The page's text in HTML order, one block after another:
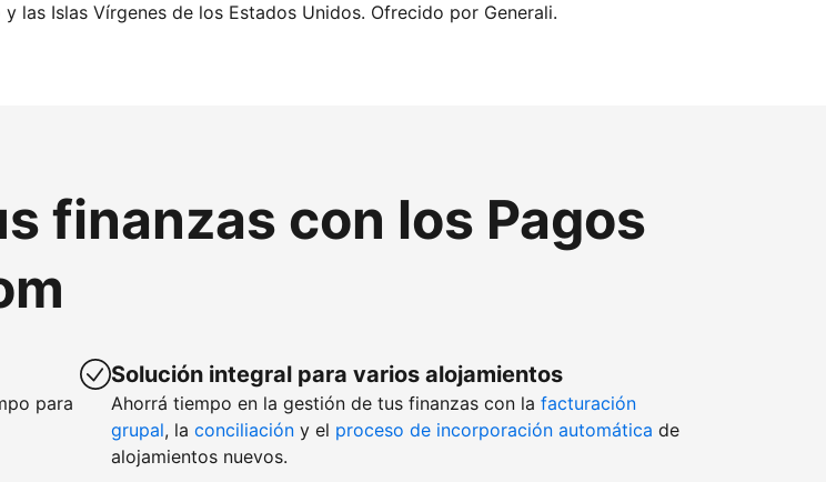
las Islas Vírgenes de los Estados Unidos. Ofrecido por Generali.
finanzas con los Pagos
para
Solución integral para varios alojamientos
Ahorrá tiempo en la gestión de tus finanzas con la facturación
grupal, la conciliación y el proceso de incorporación automática de
alojamientos nuevos.